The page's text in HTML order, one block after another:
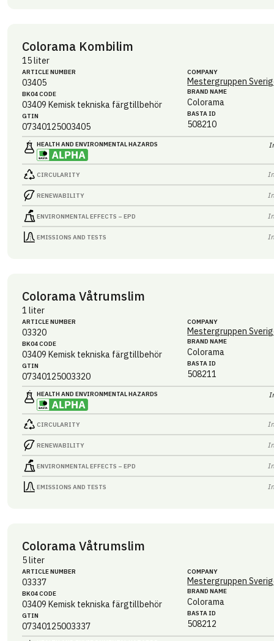
Colorama Kombilim
15 liter
ARTICLE NUMBER
03405
BK04 CODE
03409 Kemisk tekniska färgtillbehör
GTIN
07340125003405
COMPANY
Mestergruppen
BRAND NAME
Colorama
BASTA ID
508210
HEALTH AND ENVIRONMENTAL HAZARDS
CIRCULARITY
RENEWABILITY
ENVIRONMENTAL EFFECTS – EPD
EMISSIONS AND TESTS
Colorama Våtrumslim
1 liter
ARTICLE NUMBER
03320
BK04 CODE
03409 Kemisk tekniska färgtillbehör
GTIN
07340125003320
COMPANY
Mestergruppen
BRAND NAME
Colorama
BASTA ID
508211
HEALTH AND ENVIRONMENTAL HAZARDS
CIRCULARITY
RENEWABILITY
ENVIRONMENTAL EFFECTS – EPD
EMISSIONS AND TESTS
Colorama Våtrumslim
5 liter
ARTICLE NUMBER
03337
BK04 CODE
03409 Kemisk tekniska färgtillbehör
GTIN
07340125003337
COMPANY
Mestergruppen
BRAND NAME
Colorama
BASTA ID
508212